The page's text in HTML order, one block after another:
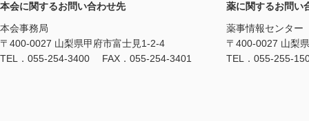
本会に関するお問い合わせ先
本会事務局
〒400-0027 山梨県甲府市富士見1-2-4
TEL．055-254-3400 FAX．055-254-3401
薬に関するお問い
薬事情報センター
〒400-0027 山梨
TEL．055-255-